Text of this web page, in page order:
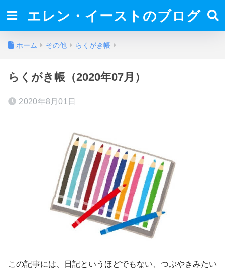
エレン・イーストのブログ
ホーム その他 らくがき帳
らくがき帳（2020年07月）
2020年8月01日
この記事には、日記というほどでもない、つぶやきみたい